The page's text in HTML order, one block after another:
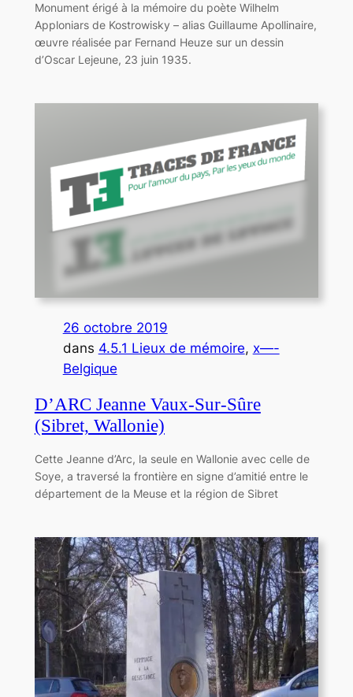
Monument érigé à la mémoire du poète Wilhelm
Apploniars de Kostrowisky – alias Guillaume Apollinaire,
œuvre réalisée par Fernand Heuze sur un dessin
d’Oscar Lejeune, 23 juin 1935.
26 octobre 2019
dans 4.5.1 Lieux de mémoire, x—-
Belgique
D’ARC Jeanne Vaux-Sur-Sûre
(Sibret, Wallonie)
Cette Jeanne d’Arc, la seule en Wallonie avec celle de
Soye, a traversé la frontière en signe d’amitié entre le
département de la Meuse et la région de Sibret